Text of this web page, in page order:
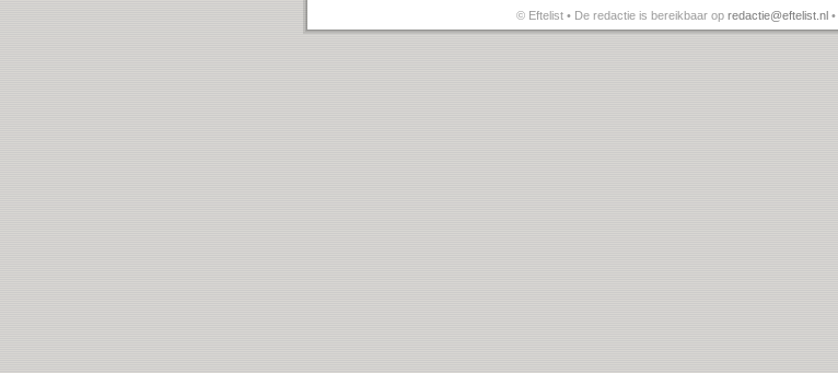
© Eftelist • De redactie is bereikbaar op redactie@eftelist.nl •